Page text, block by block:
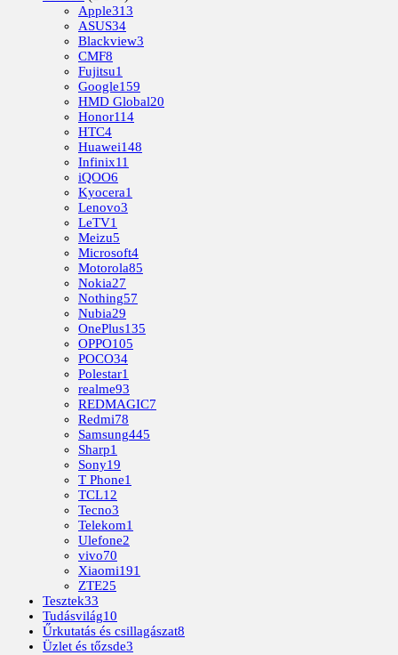
Apple313
ASUS34
Blackview3
CMF8
Fujitsu1
Google159
HMD Global20
Honor114
HTC4
Huawei148
Infinix11
iQOO6
Kyocera1
Lenovo3
LeTV1
Meizu5
Microsoft4
Motorola85
Nokia27
Nothing57
Nubia29
OnePlus135
OPPO105
POCO34
Polestar1
realme93
REDMAGIC7
Redmi78
Samsung445
Sharp1
Sony19
T Phone1
TCL12
Tecno3
Telekom1
Ulefone2
vivo70
Xiaomi191
ZTE25
Tesztek33
Tudásvilág10
Űrkutatás és csillagászat8
Üzlet és tőzsde3